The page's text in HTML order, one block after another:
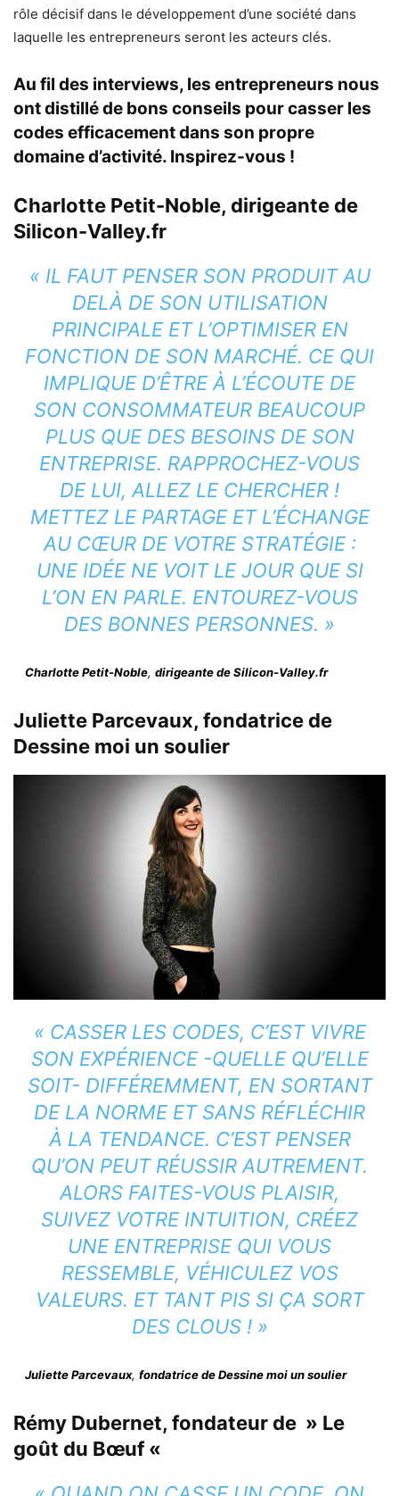
rôle décisif dans le développement d’une société dans
laquelle les entrepreneurs seront les acteurs clés.
Au fil des interviews, les entrepreneurs nous
ont distillé de bons conseils pour casser les
codes efficacement dans son propre
domaine d’activité. Inspirez-vous !
Charlotte Petit-Noble, dirigeante de
Silicon-Valley.fr
« IL FAUT PENSER SON PRODUIT AU
DELÀ DE SON UTILISATION
PRINCIPALE ET L’OPTIMISER EN
FONCTION DE SON MARCHÉ. CE QUI
IMPLIQUE D’ÊTRE À L’ÉCOUTE DE
SON CONSOMMATEUR BEAUCOUP
PLUS QUE DES BESOINS DE SON
ENTREPRISE. RAPPROCHEZ-VOUS
DE LUI, ALLEZ LE CHERCHER !
METTEZ LE PARTAGE ET L’ÉCHANGE
AU CŒUR DE VOTRE STRATÉGIE :
UNE IDÉE NE VOIT LE JOUR QUE SI
L’ON EN PARLE. ENTOUREZ-VOUS
DES BONNES PERSONNES. »
Charlotte Petit-Noble, dirigeante de Silicon-Valley.fr
Juliette Parcevaux, fondatrice de
Dessine moi un soulier
« CASSER LES CODES, C’EST VIVRE
SON EXPÉRIENCE -QUELLE QU’ELLE
SOIT- DIFFÉREMMENT, EN SORTANT
DE LA NORME ET SANS RÉFLÉCHIR
À LA TENDANCE. C’EST PENSER
QU’ON PEUT RÉUSSIR AUTREMENT.
ALORS FAITES-VOUS PLAISIR,
SUIVEZ VOTRE INTUITION, CRÉEZ
UNE ENTREPRISE QUI VOUS
RESSEMBLE, VÉHICULEZ VOS
VALEURS. ET TANT PIS SI ÇA SORT
DES CLOUS ! »
Juliette Parcevaux, fondatrice de Dessine moi un soulier
Rémy Dubernet, fondateur de » Le
goût du Bœuf «